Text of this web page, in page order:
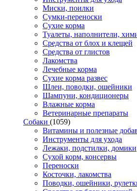
Миски, поилки
Сумки-переноски
Сухие корма
Туалеты, наполнители,
Средства от блох и клещей
Средства от глистов
Лакомства
Лечебные корма
Сухие корма развес
Шлеи, поводки, ошейники
Шампуни, кондиционеры
Влажные корма
Ветеринарные препараты
Собаки (1059)
Витамины и полезные
Инструменты для ухода
Лежаки, подстилки, домики
Сухой корм, консервы
Переноски
Косточки, лакомства
Поводки, ошейники,